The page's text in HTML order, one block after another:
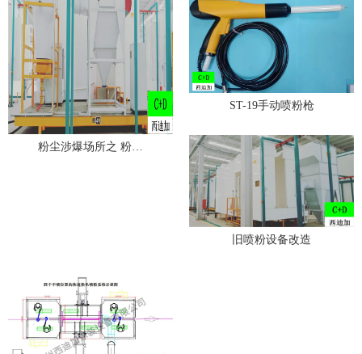
粉尘涉爆场所之 粉…
ST-19手动喷粉枪
旧喷粉设备改造